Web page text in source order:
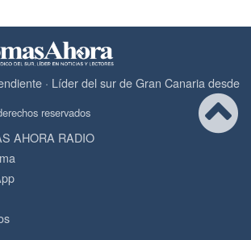
· Líder del sur de Gran Canaria desde
reservados
AHORA RADIO